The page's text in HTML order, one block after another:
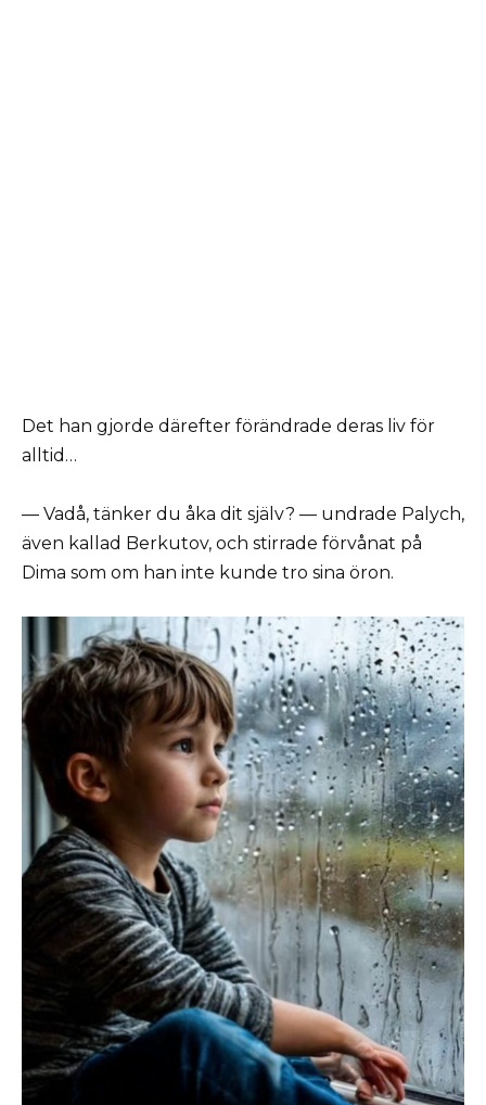
Det han gjorde därefter förändrade deras liv för
alltid…
— Vadå, tänker du åka dit själv? — undrade Palych,
även kallad Berkutov, och stirrade förvånat på
Dima som om han inte kunde tro sina öron.